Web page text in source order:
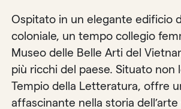
Ospitato in un elegante edificio
coloniale, un tempo collegio
Museo delle Belle Arti del
più ricchi del paese. Situato non
Tempio della Letteratura, offre
affascinante nella storia